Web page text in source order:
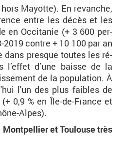
Mayotte). En re­vanche,
entre les décès et les
en Oc­ci­ta­nie (+ 3 600 per­
2019 contre + 10 100 par an
dans presque toutes les ré­
l’ef­fet d’une baisse de la
de la po­pu­la­tion. À
l'un des plus faibles de
0,9 % en Île-de-France et
Alpes).
et Tou­louse très